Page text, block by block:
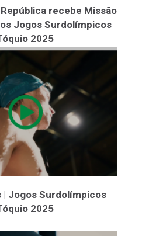
recebe Missão
Jogos Surdolímpicos
2025
| Jogos Surdolímpicos
2025